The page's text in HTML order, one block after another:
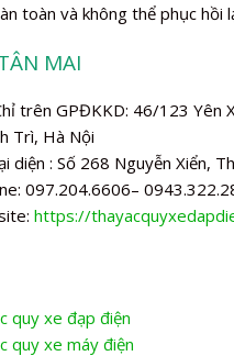
toàn và không thể phục hồi
MAI
trên GPĐKKD: 46/123 Yên
Trì, Hà Nội
diện : Số 268 Nguyễn Xiển,
097.204.6606–
https://
quy xe đạp điện
quy xe máy điện